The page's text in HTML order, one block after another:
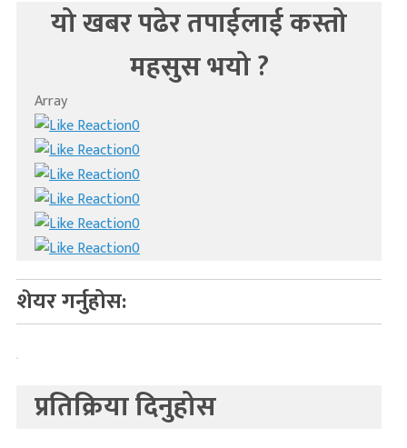
यो खबर पढेर तपाईलाई कस्तो
महसुस भयो ?
Array
0
0
0
0
0
0
शेयर गर्नुहोस:
प्रतिक्रिया दिनुहोस